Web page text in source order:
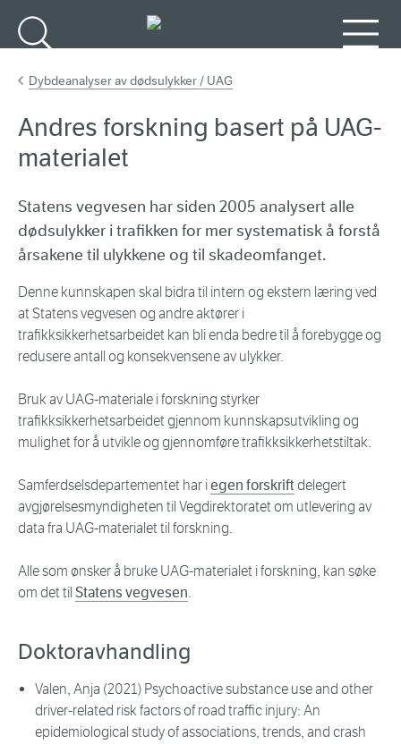
Dybdeanalyser av dødsulykker / UAG
Andres forskning basert på UAG-
materialet
Statens vegvesen har siden 2005 analysert alle
dødsulykker i trafikken for mer systematisk å forstå
årsakene til ulykkene og til skadeomfanget.
Denne kunnskapen skal bidra til intern og ekstern læring ved
at Statens vegvesen og andre aktører i
trafikksikkerhetsarbeidet kan bli enda bedre til å forebygge og
redusere antall og konsekvensene av ulykker.
Bruk av UAG-materiale i forskning styrker
trafikksikkerhetsarbeidet gjennom kunnskapsutvikling og
mulighet for å utvikle og gjennomføre trafikksikkerhetstiltak.
Samferdselsdepartementet har iegen forskrift delegert
avgjørelsesmyndigheten til Vegdirektoratet om utlevering av
data fra UAG-materialet til forskning.
Alle som ønsker å bruke UAG-materialet i forskning, kan søke
om det til Statens vegvesen.
Doktoravhandling
Valen, Anja (2021) Psychoactive substance use and other
driver-related risk factors of road traffic injury: An
epidemiological study of associations, trends, and crash